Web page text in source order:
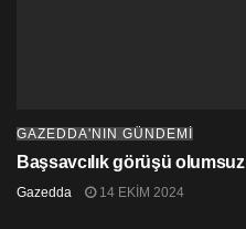
GAZEDDA'NIN GÜNDEMİ
Başsavcılık görüşü olumsuz
Gazedda 14 EKIM 2024